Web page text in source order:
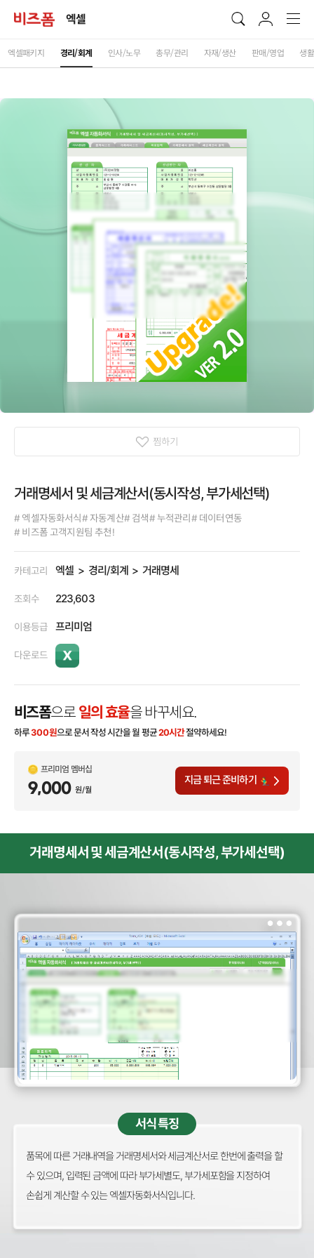
엑셀
엑셀패키지 경리/회계 인사/노무 총무/관리 자재/생산 판매/영업 생
찜하기
거래명세서 및 세금계산서(동시작성, 부가세선택)
# 엑셀자동화서식# 자동계산# 검색# 누적관리 # 데이터연동
# 비즈폼 고객지원팀 추천!
카테고리 엑셀 경리/회계 거래명세
조회수 223,603
이용등급 프리미엄
다운로드
비즈폼으로 일의 효율을 바꾸세요.
하루300원으로 문서 작성 시간을 월 평균20시간절약하세요!
프리미엄 멤버십
9,000 원/월
지금 퇴근 준비하기
거래명세서 및 세금계산서(동시작성, 부가세선택)
서식 특징
품목에 따른 거래내역을 거래명세서와 세금계산서로 한번에 출력을 할
수 있으며, 입력된 금액에 따라 부가세별도, 부가세포함을 지정하여
손쉽게 계산할 수 있는 엑셀자동화서식입니다.